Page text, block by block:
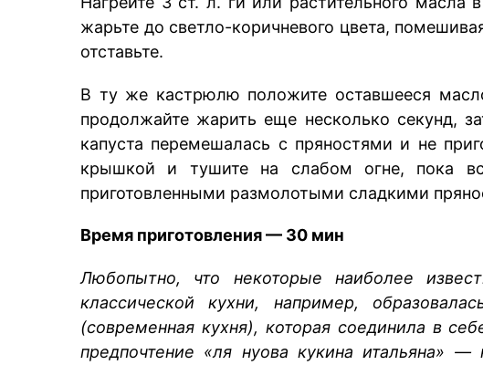
жарьте до светло-коричневого цвета,
отставьте.
В ту же кастрюлю положите оставшееся
продолжайте жарить еще несколько секунд,
капуста перемешалась с пряностями и не
крышкой и тушите на слабом огне, пока
приготовленными размолотыми сладкими
Время приготовления — 30 мин
Любопытно, что некоторые наиболее
классической кухни, например,
(современная кухня), которая соединила в
предпочтение «ля нуова кукина итальяна»